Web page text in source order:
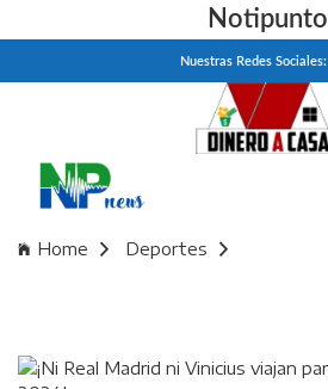
Notipunto
Nuestras Redes Sociales:
Home
Deportes